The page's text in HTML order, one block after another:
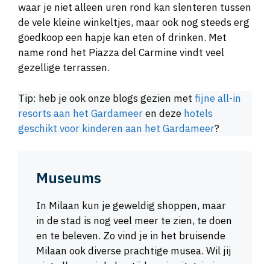
waar je niet alleen uren rond kan slenteren tussen
de vele kleine winkeltjes, maar ook nog steeds erg
goedkoop een hapje kan eten of drinken. Met
name rond het Piazza del Carmine vindt veel
gezellige terrassen.
Tip: heb je ook onze blogs gezien met fijne all-in
resorts aan het Gardameeren deze hotels
geschikt voor kinderen aan het Gardameer?
Museums
In Milaan kun je geweldig shoppen, maar
in de stad is nog veel meer te zien, te doen
en te beleven. Zo vind je in het bruisende
Milaan ook diverse prachtige musea. Wil jij